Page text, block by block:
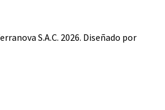
S.A.C. 2026. Diseñado por